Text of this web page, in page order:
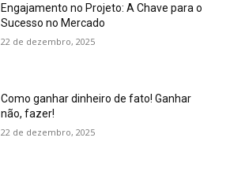
Engajamento no Projeto: A Chave para o
Sucesso no Mercado
22 de dezembro, 2025
Como ganhar dinheiro de fato! Ganhar
não, fazer!
22 de dezembro, 2025